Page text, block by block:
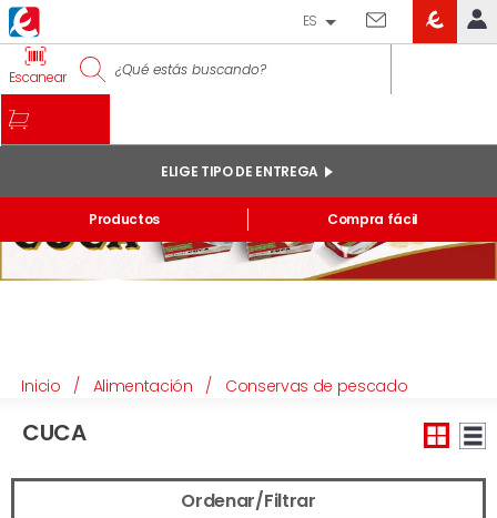
IDENTIFÍCATE
Pedidos online
Mis productos comprados en tienda y online
ES
Escanear
Productos
ELIGE TIPO DE ENTREGA
Compra fácil
Inicio / Alimentación / Conservas de pescado
CUCA
Ordenar/Filtrar